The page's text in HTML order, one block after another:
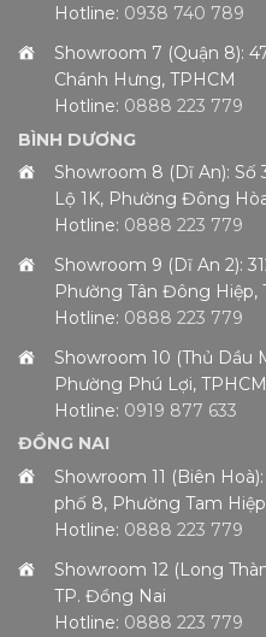
Hotline: 0938 740 789
Showroom 7 (Quận 8):
Chánh Hưng, TPHCM
Hotline: 0888 223 779
BÌNH DƯƠNG
Showroom 8 (Dĩ An): Số
Lộ 1K, Phường Đông
Hotline: 0888 223 779
Showroom 9 (Dĩ An 2):
Phường Tân Đông Hiệp,
Hotline: 0888 223 779
Showroom 10 (Thủ Dầu
Phường Phú Lợi, TPHCM
Hotline: 0919 877 633
ĐỒNG NAI
Showroom 11 (Biên
phố 8, Phường Tam
Hotline: 0888 223 779
Showroom 12 (Long
TP. Đồng Nai
Hotline: 0888 223 779